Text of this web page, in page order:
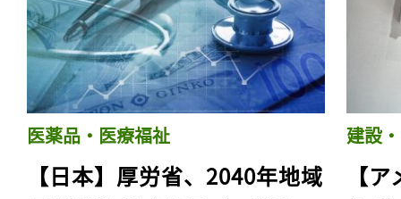
医薬品・医療福祉
【日本】厚労省、2040年地域
建設
【